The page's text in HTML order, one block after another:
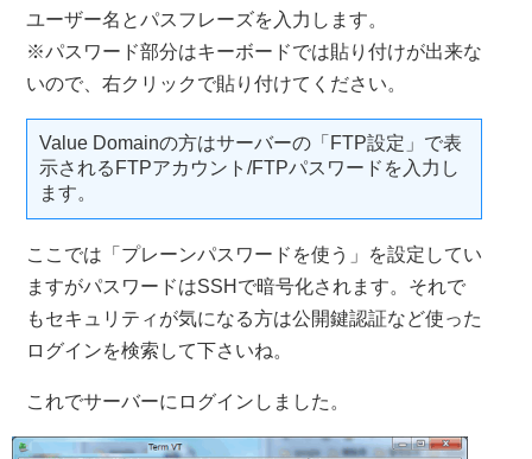
ユーザー名とパスフレーズを入力します。
※パスワード部分はキーボードでは貼り付けが出来な
いので、右クリックで貼り付けてください。
Value Domainの方はサーバーの「FTP設定」で表
示されるFTPアカウント/FTPパスワードを入力し
ます。
ここでは「プレーンパスワードを使う」を設定してい
ますがパスワードはSSHで暗号化されます。それで
もセキュリティが気になる方は公開鍵認証など使った
ログインを検索して下さいね。
これでサーバーにログインしました。